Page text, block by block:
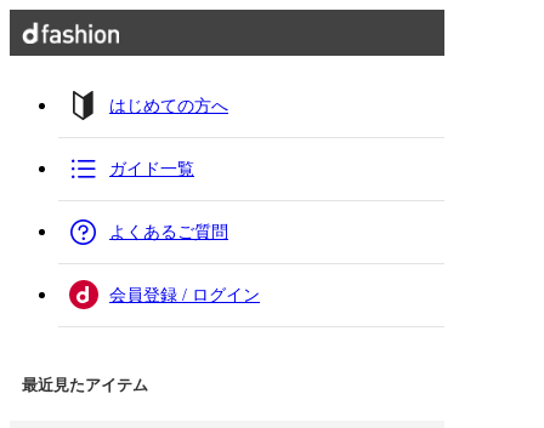
はじめての方へ
ガイド一覧
よくあるご質問
会員登録 / ログイン
最近見たアイテム